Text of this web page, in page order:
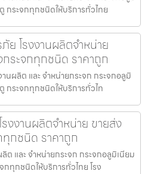
กระจกทุกชนิดให้บริการทั่วไทย
ย โรงงานผลิตจำหน่าย
ระจกทุกชนิด ราคาถูก
นผลิต และ จำหน่ายกระจก กระจกอลูมิ
กระจกทุกชนิดให้บริการทั่วไท
งงานผลิตจำหน่าย ขายส่ง
ทุกชนิด ราคาถูก
ต และ จำหน่ายกระจก กระจกอลูมิเนียม
กทุกชนิดให้บริการทั่วไทย โรง